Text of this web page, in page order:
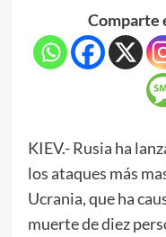
Comparte
KIEV.- Rusia ha
los ataques más
Ucrania, que ha
muerte de diez